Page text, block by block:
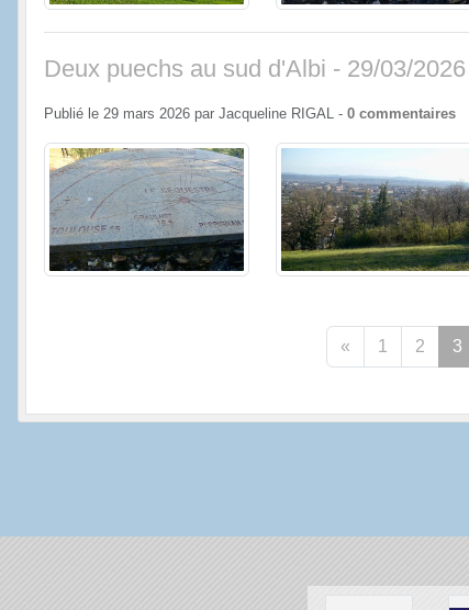
Deux puechs au sud d'Albi - 29/03/2026
Publié le 29 mars 2026 par Jacqueline RIGAL - 0 commentaires
« 1 2 3